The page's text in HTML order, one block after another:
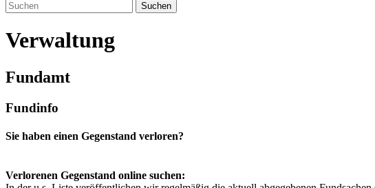
Suchen
Verwaltung
Fundamt
Fundinfo
Sie haben einen Gegenstand verloren?
Verlorenen Gegenstand online suchen: